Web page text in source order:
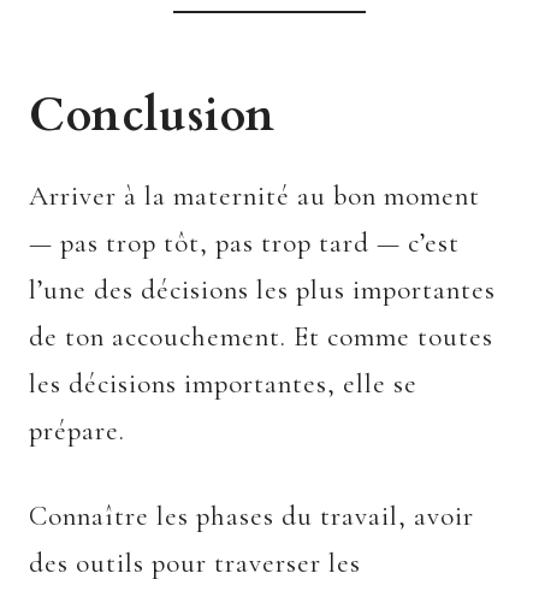
Conclusion
Arriver à la maternité au bon moment
— pas trop tôt, pas trop tard — c’est
l’une des décisions les plus importantes
de ton accouchement. Et comme toutes
les décisions importantes, elle se
prépare.
Connaître les phases du travail, avoir
des outils pour traverser les